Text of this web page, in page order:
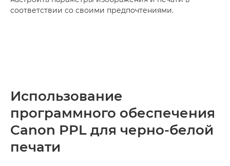
соответствии со своими предпочтениями.
Использование
программного обеспечения
Canon PPL для черно-белой
печати